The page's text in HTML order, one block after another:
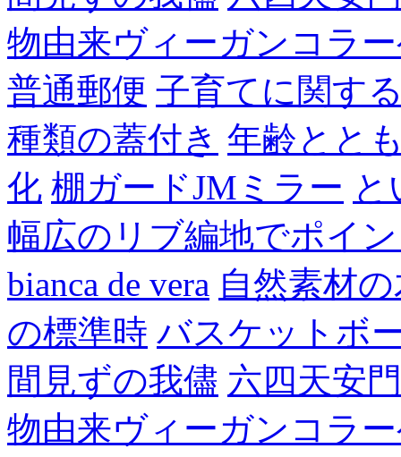
物由来ヴィーガンコラ
普通郵便 子育てに関す
種類の蓋付き 年齢とと
化 棚ガードJMミラー
幅広のリブ編地でポイ
bianca de vera 自然素材
の標準時 バスケットボ
間見ずの我儘 六四天安門
物由来ヴィーガンコラ